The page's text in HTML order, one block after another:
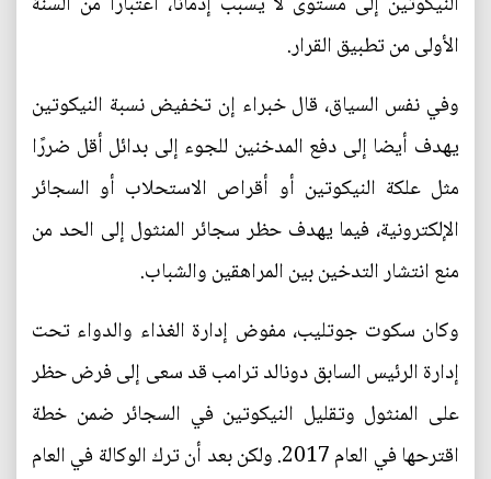
الأولى من تطبيق القرار.
وفي نفس السياق، قال خبراء إن تخفيض نسبة النيكوتين
يهدف أيضا إلى دفع المدخنين للجوء إلى بدائل أقل ضررًا
مثل علكة النيكوتين أو أقراص الاستحلاب أو السجائر
الإلكترونية، فيما يهدف حظر سجائر المنثول إلى الحد من
منع انتشار التدخين بين المراهقين والشباب.
وكان سكوت جوتليب، مفوض إدارة الغذاء والدواء تحت
إدارة الرئيس السابق دونالد ترامب قد سعى إلى فرض حظر
على المنثول وتقليل النيكوتين في السجائر ضمن خطة
اقترحها في العام 2017. ولكن بعد أن ترك الوكالة في العام